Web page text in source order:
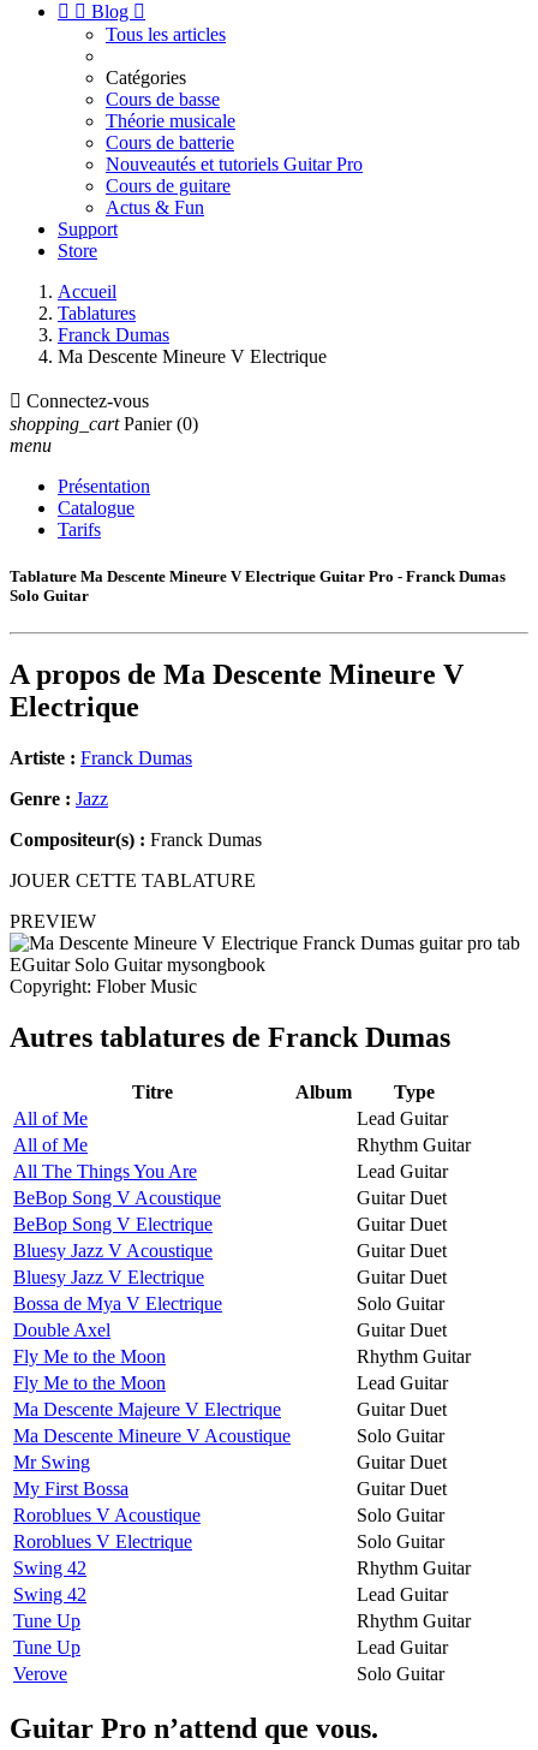
  Blog 
Tous les articles
Catégories
Cours de basse
Théorie musicale
Cours de batterie
Nouveautés et tutoriels Guitar Pro
Cours de guitare
Actus & Fun
Support
Store
Accueil
Tablatures
Franck Dumas
Ma Descente Mineure V Electrique
 Connectez-vous
shopping_cart Panier (0)
menu
Présentation
Catalogue
Tarifs
Tablature Ma Descente Mineure V Electrique Guitar Pro - Franck Dumas
Solo Guitar
A propos de Ma Descente Mineure V
Electrique
Artiste : Franck Dumas
Genre : Jazz
Compositeur(s) : Franck Dumas
JOUER CETTE TABLATURE
PREVIEW
Copyright: Flober Music
Autres tablatures de Franck Dumas
Titre Album
Type
All of Me
Lead Guitar
All of Me
Rhythm Guitar
All The Things You Are
Lead Guitar
BeBop Song V Acoustique
Guitar Duet
BeBop Song V Electrique
Guitar Duet
Bluesy Jazz V Acoustique
Guitar Duet
Bluesy Jazz V Electrique
Guitar Duet
Bossa de Mya V Electrique
Solo Guitar
Double Axel
Guitar Duet
Fly Me to the Moon
Rhythm Guitar
Fly Me to the Moon
Lead Guitar
Ma Descente Majeure V Electrique
Guitar Duet
Ma Descente Mineure V Acoustique
Solo Guitar
Mr Swing
Guitar Duet
My First Bossa
Guitar Duet
Roroblues V Acoustique
Solo Guitar
Roroblues V Electrique
Solo Guitar
Swing 42
Rhythm Guitar
Swing 42
Lead Guitar
Tune Up
Rhythm Guitar
Tune Up
Lead Guitar
Verove
Solo Guitar
Guitar Pro n’attend que vous.